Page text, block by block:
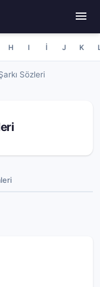
H I İ J K
Sözleri